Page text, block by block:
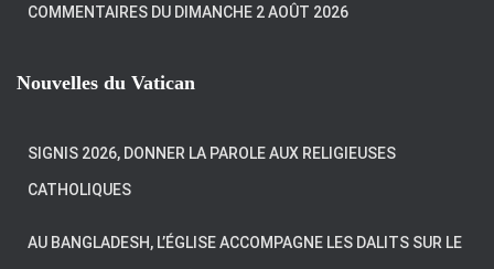
COMMENTAIRES DU DIMANCHE 2 AOÛT 2026
Nouvelles du Vatican
SIGNIS 2026, DONNER LA PAROLE AUX RELIGIEUSES
CATHOLIQUES
AU BANGLADESH, L’ÉGLISE ACCOMPAGNE LES DALITS SUR LE